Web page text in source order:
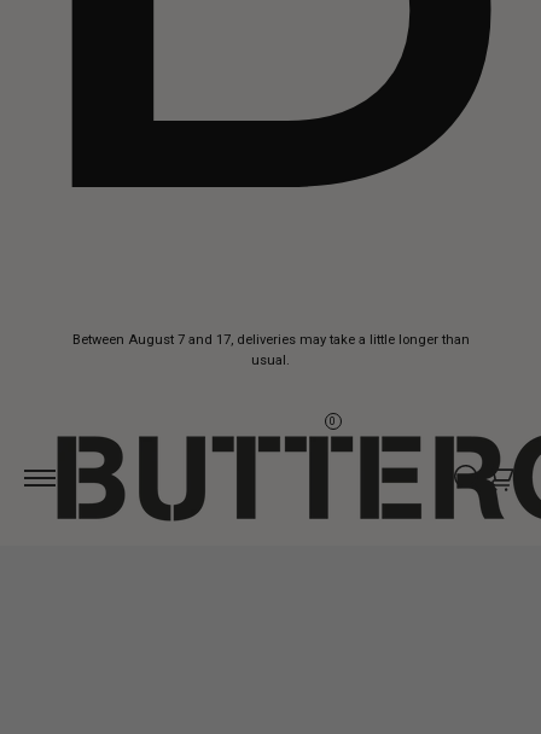
Between August 7 and 17, deliveries may take a little longer than
usual.
0